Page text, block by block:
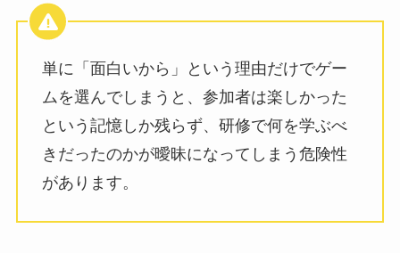
単に「面白いから」という理由だけでゲー
ムを選んでしまうと、参加者は楽しかった
という記憶しか残らず、研修で何を学ぶべ
きだったのかが曖昧になってしまう危険性
があります。